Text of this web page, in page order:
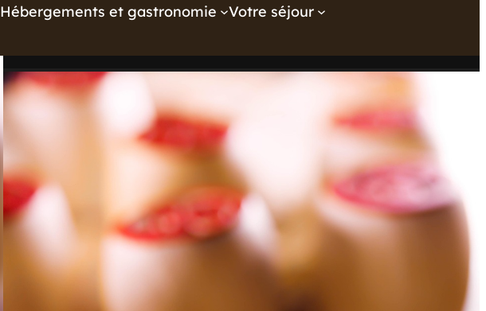
H
R
Hébergements et gastronomie Votre séjour